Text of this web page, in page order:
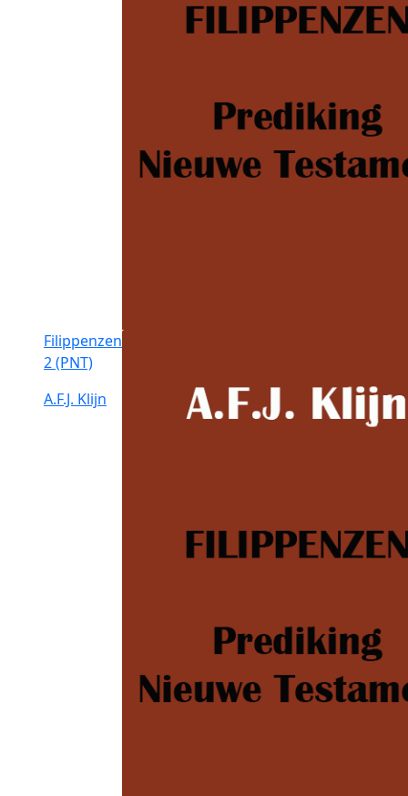
Filippenzen
2 (PNT)
A.F.J. Klijn